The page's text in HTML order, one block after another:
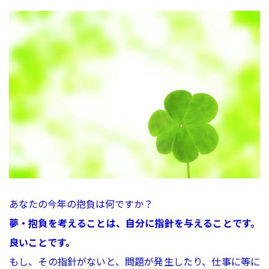
あなたの今年の抱負は何ですか？
夢・抱負を考えることは、自分に指針を与えることです。
良いことです。
もし、その指針がないと、問題が発生したり、仕事に等に